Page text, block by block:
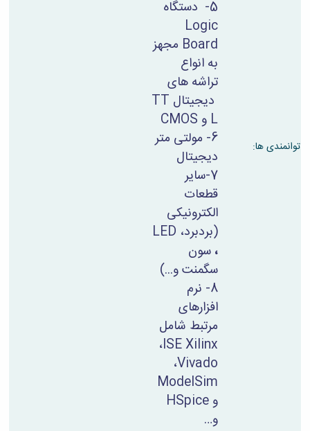
توانمندی ها:
5- دستگاه
Logic
Board مجهز
به انواع
تراشه های
دیجیتال TT
L و CMOS
6- مولتی متر
دیجیتال
7-سایر
قطعات
الکترونیکی
(بردبرد، LED
، سون
سگمنت و...)
8- نرم
افزارهای
مرتبط شامل
Xilinx
ISE،
Vivado،
ModelSim
و HSpice
و…